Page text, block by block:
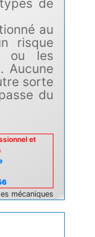
de
au
risque
ou les
Aucune
sorte
du
et
mécaniques